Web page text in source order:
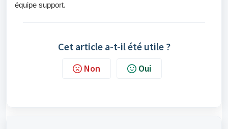
équipe support.
Cet article a-t-il été utile ?
Non Oui